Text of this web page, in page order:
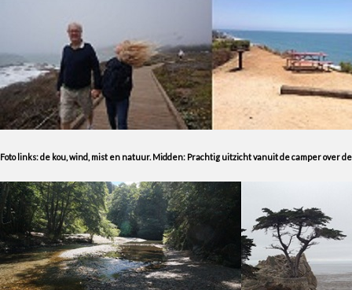
Foto links: de kou, wind, mist en natuur. Midden: Prachtig uitzicht vanuit de camper over